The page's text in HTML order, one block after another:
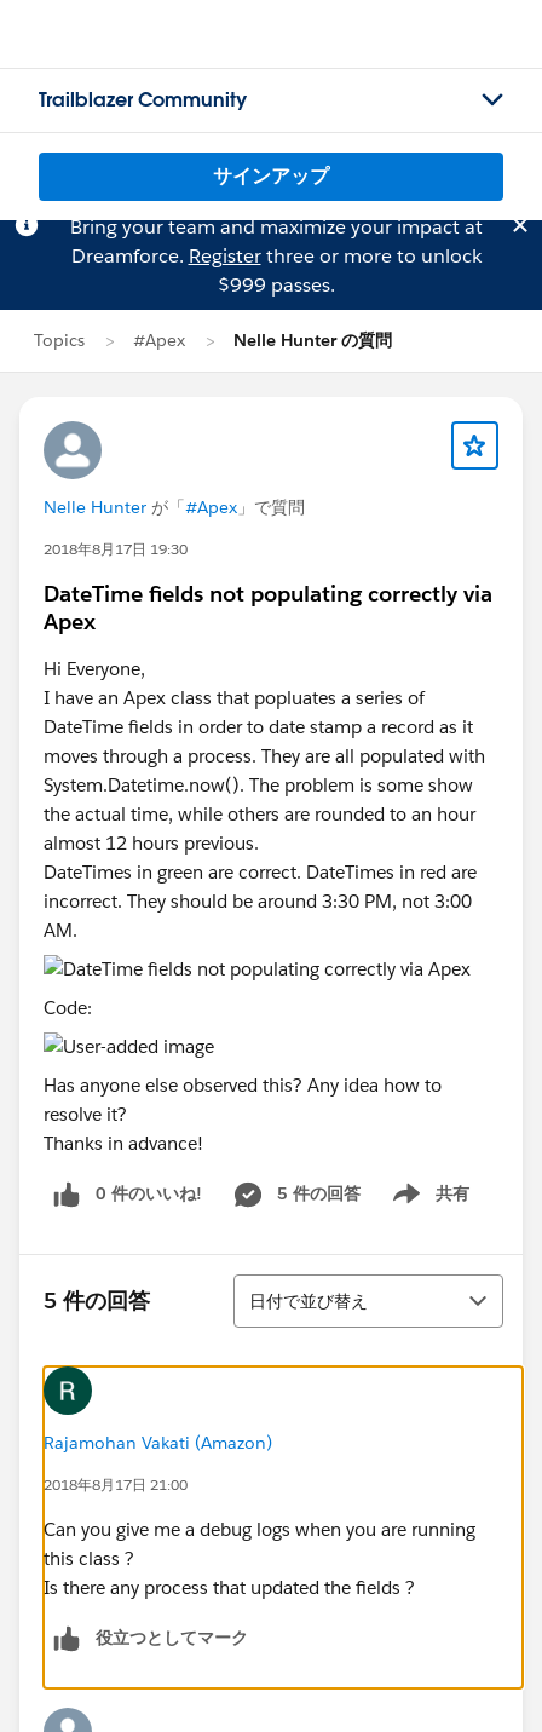
Trailblazer Community
サインアップ
Bring your team and maximize your impact at
Dreamforce. Registerthree or more to unlock
$999 passes.
Topics #Apex Nelle Hunter の質問
Nelle Hunter が「#Apex 」で質問
2018年8月17日 19:30
DateTime fields not populating correctly via
Apex
Hi Everyone,
I have an Apex class that popluates a series of
DateTime fields in order to date stamp a record as it
moves through a process. They are all populated with
System.Datetime.now(). The problem is some show
the actual time, while others are rounded to an hour
almost 12 hours previous.
DateTimes in green are correct. DateTimes in red are
incorrect. They should be around 3:30 PM, not 3:00
AM.
Code:
Has anyone else observed this? Any idea how to
resolve it?
Thanks in advance!
0 件のいいね! 5 件の回答 共有
Show menu
5 件の回答
並び替え
日付で並び替え
Rajamohan Vakati (Amazon)
2018年8月17日 21:00
Can you give me a debug logs when you are running
this class ?
Is there any process that updated the fields ?
役立つとしてマーク